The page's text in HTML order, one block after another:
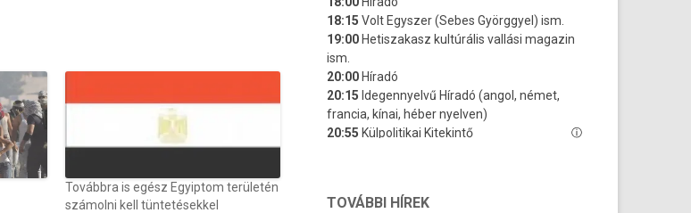
Továbbra is egész Egyiptom területén
számolni kell tüntetésekkel
TOVÁBBI HÍREK